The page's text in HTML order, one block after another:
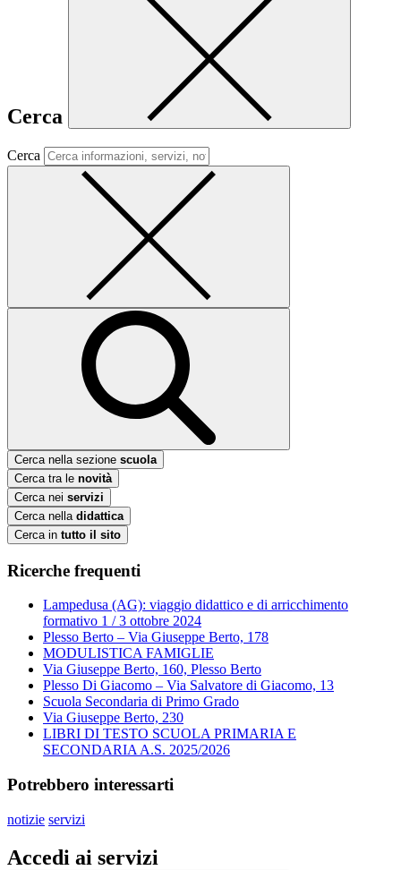
Cerca
Cerca
Cerca nella sezione scuola
Cerca tra le novità
Cerca nei servizi
Cerca nella didattica
Cerca in tutto il sito
Ricerche frequenti
Lampedusa (AG): viaggio didattico e di arricchimento
formativo 1 / 3 ottobre 2024
Plesso Berto – Via Giuseppe Berto, 178
MODULISTICA FAMIGLIE
Via Giuseppe Berto, 160, Plesso Berto
Plesso Di Giacomo – Via Salvatore di Giacomo, 13
Scuola Secondaria di Primo Grado
Via Giuseppe Berto, 230
LIBRI DI TESTO SCUOLA PRIMARIA E
SECONDARIA A.S. 2025/2026
Potrebbero interessarti
notizie servizi
Accedi ai servizi